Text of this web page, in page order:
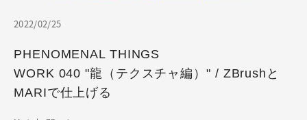
2022/02/25
PHENOMENAL THINGS
WORK 040 "龍（テクスチャ編）" / ZBrushと
MARIで仕上げる